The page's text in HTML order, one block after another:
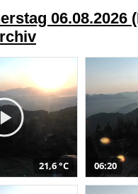
06.08.2026
21,6 °C 06:20